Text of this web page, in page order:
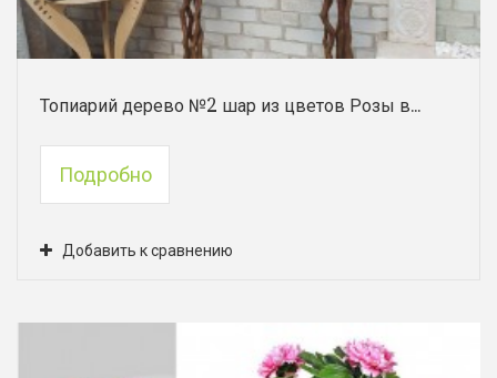
Топиарий дерево №2 шар из цветов Розы в...
Подробно
Добавить к сравнению